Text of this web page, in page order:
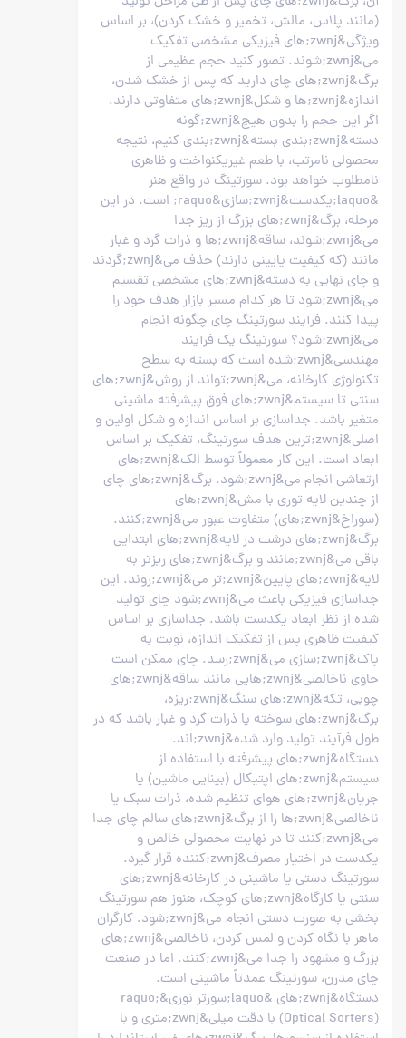
(مانند پلاس، مالش، تخمیر و خشک کردن)، بر اساس
ویژگی&zwnj;های فیزیکی مشخصی تفکیک
می&zwnj;شوند. تصور کنید حجم عظیمی از
برگ&zwnj;های چای دارید که پس از خشک شدن،
اندازه&zwnj;ها و شکل&zwnj;های متفاوتی دارند.
اگر این حجم را بدون هیچ&zwnj;گونه
دسته&zwnj;بندی بسته&zwnj;بندی کنیم، نتیجه
محصولی نامرتب، با طعم غیریکنواخت و ظاهری
نامطلوب خواهد بود. سورتینگ در واقع هنر
&laquo;یکدست&zwnj;سازی&raquo; است. در این
مرحله، برگ&zwnj;های بزرگ از ریز جدا
می&zwnj;شوند، ساقه&zwnj;ها و ذرات گرد و غبار
مانند (که کیفیت پایینی دارند) حذف می&zwnj;گردند
و چای نهایی به دسته&zwnj;های مشخصی تقسیم
می&zwnj;شود تا هر کدام مسیر بازار هدف خود را
پیدا کنند. فرآیند سورتینگ چای چگونه انجام
می&zwnj;شود؟ سورتینگ یک فرآیند
مهندسی&zwnj;شده است که بسته به سطح
تکنولوژی کارخانه، می&zwnj;تواند از روش&zwnj;های
سنتی تا سیستم&zwnj;های فوق پیشرفته ماشینی
متغیر باشد. جداسازی بر اساس اندازه و شکل اولین و
اصلی&zwnj;ترین هدف سورتینگ، تفکیک بر اساس
ابعاد است. این کار معمولاً توسط الک&zwnj;های
ارتعاشی انجام می&zwnj;شود. برگ&zwnj;های چای
از چندین لایه توری با مش&zwnj;های
(سوراخ&zwnj;های) متفاوت عبور می&zwnj;کنند.
برگ&zwnj;های درشت در لایه&zwnj;های ابتدایی
باقی می&zwnj;مانند و برگ&zwnj;های ریزتر به
لایه&zwnj;های پایین&zwnj;تر می&zwnj;روند. این
جداسازی فیزیکی باعث می&zwnj;شود چای تولید
شده از نظر ابعاد یکدست باشد. جداسازی بر اساس
کیفیت ظاهری پس از تفکیک اندازه، نوبت به
پاک&zwnj;سازی می&zwnj;رسد. چای ممکن است
حاوی ناخالصی&zwnj;هایی مانند ساقه&zwnj;های
چوبی، تکه&zwnj;های سنگ&zwnj;ریزه،
برگ&zwnj;های سوخته یا ذرات گرد و غبار باشد که در
طول فرآیند تولید وارد شده&zwnj;اند.
دستگاه&zwnj;های پیشرفته با استفاده از
سیستم&zwnj;های اپتیکال (بینایی ماشین) یا
جریان&zwnj;های هوای تنظیم شده، ذرات سبک یا
ناخالصی&zwnj;ها را از برگ&zwnj;های سالم چای جدا
می&zwnj;کنند تا در نهایت محصولی خالص و
یکدست در اختیار مصرف&zwnj;کننده قرار گیرد.
سورتینگ دستی یا ماشینی در کارخانه&zwnj;های
سنتی یا کارگاه&zwnj;های کوچک، هنوز هم سورتینگ
بخشی به صورت دستی انجام می&zwnj;شود. کارگران
ماهر با نگاه کردن و لمس کردن، ناخالصی&zwnj;های
بزرگ و مشهود را جدا می&zwnj;کنند. اما در صنعت
چای مدرن، سورتینگ عمدتاً ماشینی است.
دستگاه&zwnj;های &laquo;سورتر نوری&raquo;
(Optical Sorters) با دقت میلی&zwnj;متری و با